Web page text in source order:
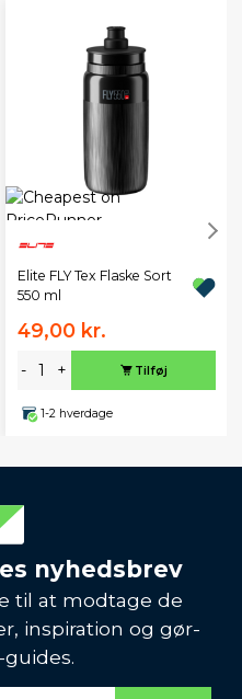
Elite FLY Tex Flaske Sort
550 ml
49,00 kr.
- + Tilføj
1-2 hverdage
nyhedsbrev
til at modtage de
inspiration og gør-